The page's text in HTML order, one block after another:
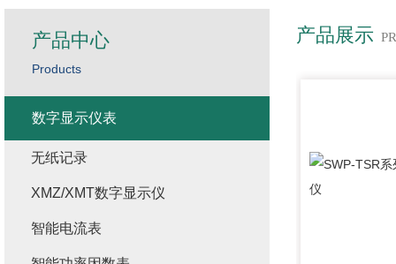
产品展示
产品中心
Products
数字显示仪表
无纸记录
XMZ/XMT数字显示仪
智能电流表